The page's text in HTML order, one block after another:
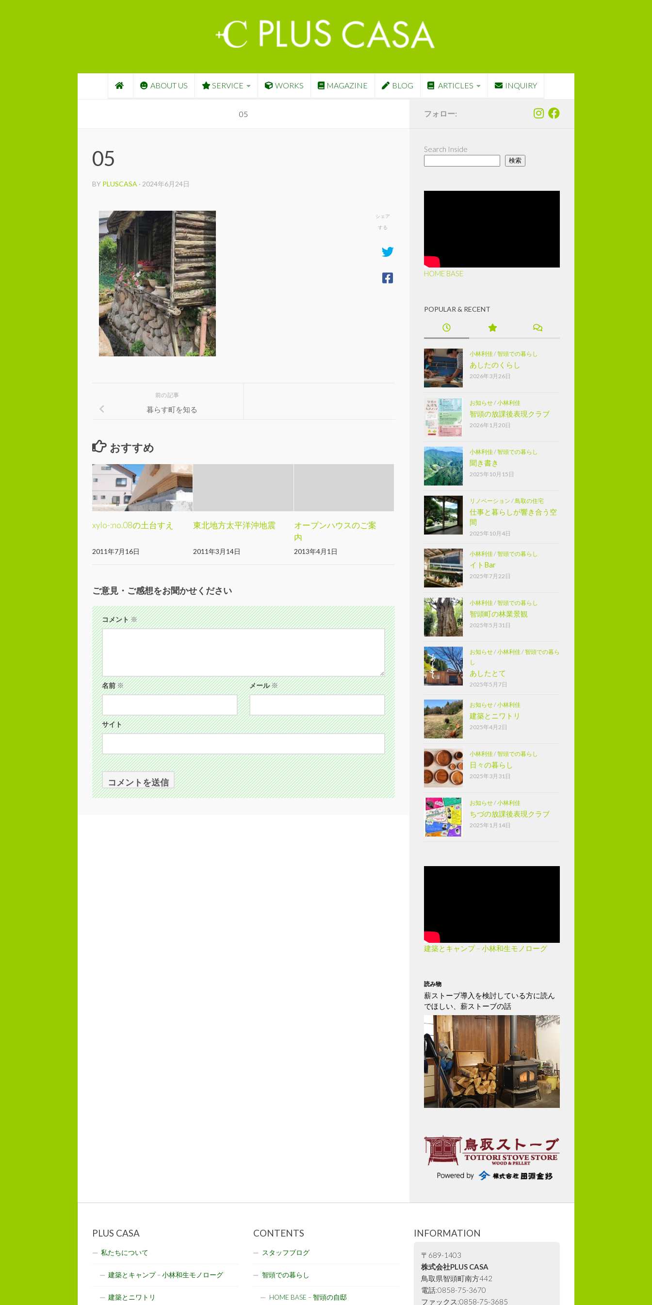
ABOUT US SERVICE WORKS MAGAZINE BLOG ARTICLES INQUIRY
05
05
BY PLUSCASA · 2024年6月24日
シェア
する
前の記事
暮らす町を知る
おすすめ
xylo-:no.08の土台すえ
2011年7月16日
東北地方太平洋沖地震
2011年3月14日
オープンハウスのご案
内
2013年4月1日
ご意見・ご感想をお聞かせください
コメント※
名前※ メール※
サイト
フォロー:
Search Inside
検索
HOME BASE
POPULAR & RECENT
小林利佳/智頭での暮らし
あしたのくらし
2026年3月26日
お知らせ/小林利佳
智頭の放課後表現クラブ
2026年1月20日
小林利佳/智頭での暮らし
聞き書き
2025年10月15日
リノベーション / 鳥取の住宅
仕事と暮らしが響き合う空
間
2025年10月4日
小林利佳/智頭での暮らし
イトBar
2025年7月22日
小林利佳/智頭での暮らし
智頭町の林業景観
2025年5月31日
お知らせ/小林利佳/智頭での暮ら
し
あしたとて
2025年5月7日
お知らせ/小林利佳
建築とニワトリ
2025年4月2日
小林利佳/智頭での暮らし
日々の暮らし
2025年3月31日
お知らせ/小林利佳
ちづの放課後表現クラブ
2025年1月14日
建築とキャンプ – 小林和生モノローグ
読み物
薪ストーブ導入を検討している方に読ん
でほしい、薪ストーブの話
PLUS CASA
私たちについて
建築とキャンプ – 小林和生モノローグ
建築とニワトリ
CONTENTS
スタッフブログ
智頭での暮らし
HOME BASE – 智頭の自邸
INFORMATION
〒689-1403
株式会社PLUS CASA
鳥取県智頭町南方442
電話:0858-75-3670
ファックス:0858-75-3685